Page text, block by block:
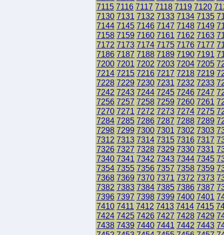
7115 7116 7117 7118 7119 7120
7130 7131 7132 7133 7134 7135
7144 7145 7146 7147 7148 7149
7158 7159 7160 7161 7162 7163
7172 7173 7174 7175 7176 7177
7186 7187 7188 7189 7190 7191
7200 7201 7202 7203 7204 7205
7214 7215 7216 7217 7218 7219
7228 7229 7230 7231 7232 7233
7242 7243 7244 7245 7246 7247
7256 7257 7258 7259 7260 7261
7270 7271 7272 7273 7274 7275
7284 7285 7286 7287 7288 7289
7298 7299 7300 7301 7302 7303
7312 7313 7314 7315 7316 7317
7326 7327 7328 7329 7330 7331
7340 7341 7342 7343 7344 7345
7354 7355 7356 7357 7358 7359
7368 7369 7370 7371 7372 7373
7382 7383 7384 7385 7386 7387
7396 7397 7398 7399 7400 7401
7410 7411 7412 7413 7414 7415
7424 7425 7426 7427 7428 7429
7438 7439 7440 7441 7442 7443